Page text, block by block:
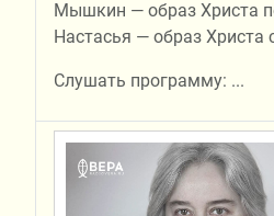
Мышкин — образ Христа
Настасья — образ Христа
Слушать программу: ...